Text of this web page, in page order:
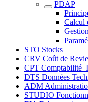
PDAP
Calcul
STO Stocks
CRV Coût de
CPT
DTS Données
ADM
STUDIO